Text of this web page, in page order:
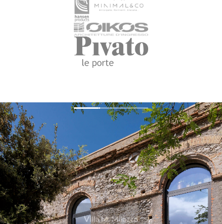
TESA PORTA
ROTOTLRASLANTE -
Porta in legno per interni
dalla forma semplice e
minimale, disponibile nelle
versioni porte scorrevoli,
Villa M. Milazzo